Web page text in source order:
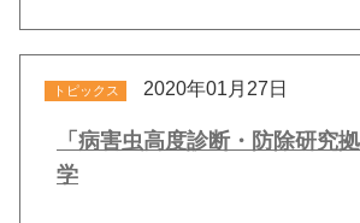
トピックス 2020年01月27日
「病害虫高度診断・防除研究
学